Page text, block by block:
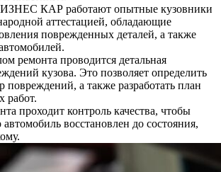
КАР работают опытные кузовники
аттестацией, обладающие
поврежденных деталей, а также
ремонта проводится детальная
кузова. Это позволяет определить
повреждений, а также разработать план
работ.
проходит контроль качества, чтобы
автомобиль восстановлен до состояния,